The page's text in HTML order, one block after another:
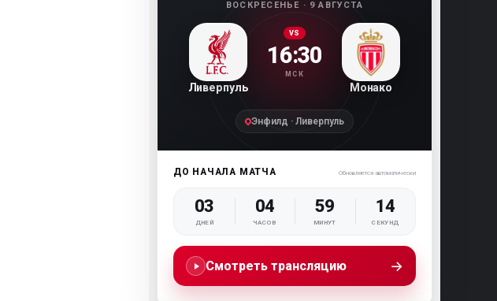
ВОСКРЕСЕНЬЕ · 9 АВГУСТА
Ливерпуль
VS
16:30
МСК
Монако
Энфилд · Ливерпуль
ДО НАЧАЛА МАТЧА Обновляется автоматически
03
ДНЕЙ
04
ЧАСОВ
59
МИНУТ
13
СЕКУНД
Смотреть трансляцию →